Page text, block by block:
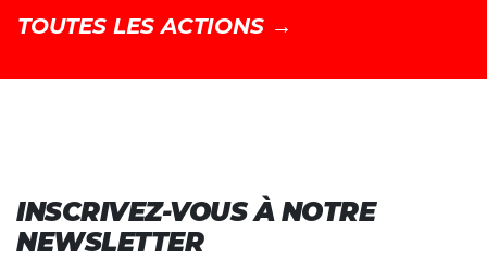
TOUTES LES ACTIONS →
INSCRIVEZ-VOUS À NOTRE
NEWSLETTER